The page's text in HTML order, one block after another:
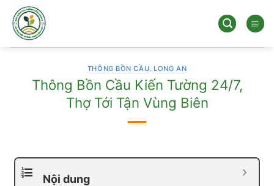
qua
dung
THÔNG BỒN CẦU, LONG AN
Thông Bồn Cầu Kiến Tường 24/7,
Thợ Tới Tận Vùng Biên
Nội dung